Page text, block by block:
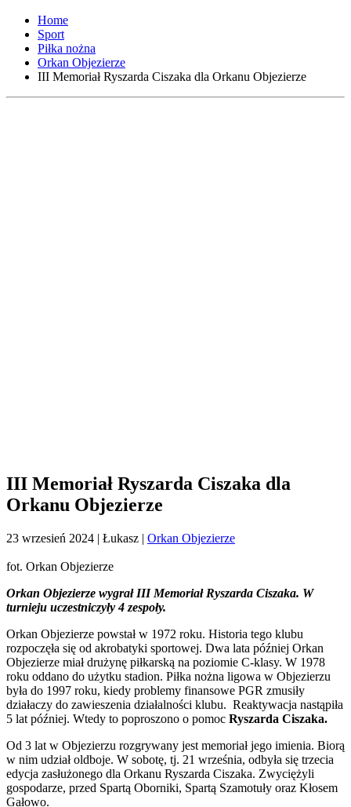
Home
Sport
Piłka nożna
Orkan Objezierze
III Memoriał Ryszarda Ciszaka dla Orkanu Objezierze
III Memoriał Ryszarda Ciszaka dla
Orkanu Objezierze
23 wrzesień 2024 | Łukasz | Orkan Objezierze
fot. Orkan Objezierze
Orkan Objezierze wygrał III Memoriał Ryszarda Ciszaka. W
turnieju uczestniczyły 4 zespoły.
Orkan Objezierze powstał w 1972 roku. Historia tego klubu
rozpoczęła się od akrobatyki sportowej. Dwa lata później Orkan
Objezierze miał drużynę piłkarską na poziomie C-klasy. W 1978
roku oddano do użytku stadion. Piłka nożna ligowa w Objezierzu
była do 1997 roku, kiedy problemy finansowe PGR zmusiły
działaczy do zawieszenia działalności klubu. Reaktywacja nastąpiła
5 lat później. Wtedy to poproszono o pomoc Ryszarda Ciszaka.
Od 3 lat w Objezierzu rozgrywany jest memoriał jego imienia. Biorą
w nim udział oldboje. W sobotę, tj. 21 września, odbyła się trzecia
edycja zasłużonego dla Orkanu Ryszarda Ciszaka. Zwyciężyli
gospodarze, przed Spartą Oborniki, Spartą Szamotuły oraz Kłosem
Gałowo.